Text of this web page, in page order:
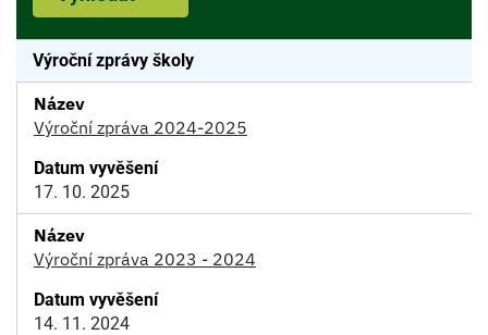
Výroční zprávy školy
Výroční zpráva 2024-2025
17. 10. 2025
Výroční zpráva 2023 - 2024
14. 11. 2024